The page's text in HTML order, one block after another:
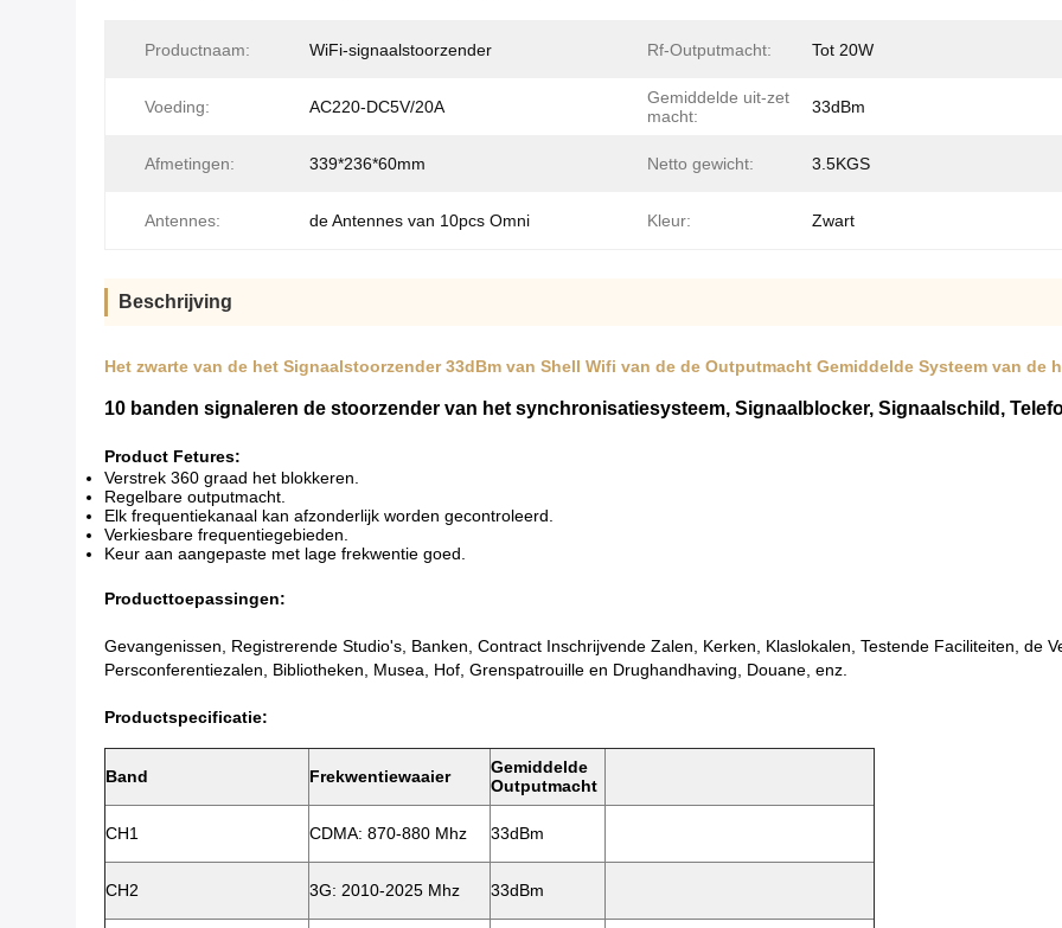
Productnaam: WiFi-signaalstoorzender Rf-Outputmacht: Tot 20W
Voeding: AC220-DC5V/20A
Gemiddelde uit-zet
macht:
33dBm
Afmetingen: 339*236*60mm Netto gewicht: 3.5KGS
Antennes: de Antennes van 10pcs Omni Kleur: Zwart
Beschrijving
Het zwarte van de het Signaalstoorzender 33dBm van Shell Wifi van de de Outputmacht Gemiddelde Systeem van de
10 banden signaleren de stoorzender van het synchronisatiesysteem, Signaalblocker, Signaalschild,
Product Fetures:
Verstrek 360 graad het blokkeren.
Regelbare outputmacht.
Elk frequentiekanaal kan afzonderlijk worden gecontroleerd.
Verkiesbare frequentiegebieden.
Keur aan aangepaste met lage frekwentie goed.
Producttoepassingen:
Gevangenissen, Registrerende Studio's, Banken, Contract Inschrijvende Zalen, Kerken, Klaslokalen, Testende Faciliteiten, de
Persconferentiezalen, Bibliotheken, Musea, Hof, Grenspatrouille en Drughandhaving, Douane, enz.
Productspecificatie:
Band Frekwentiewaaier
Gemiddelde
Outputmacht
CH1 CDMA: 870-880 Mhz 33dBm
CH2 3G: 2010-2025 Mhz 33dBm